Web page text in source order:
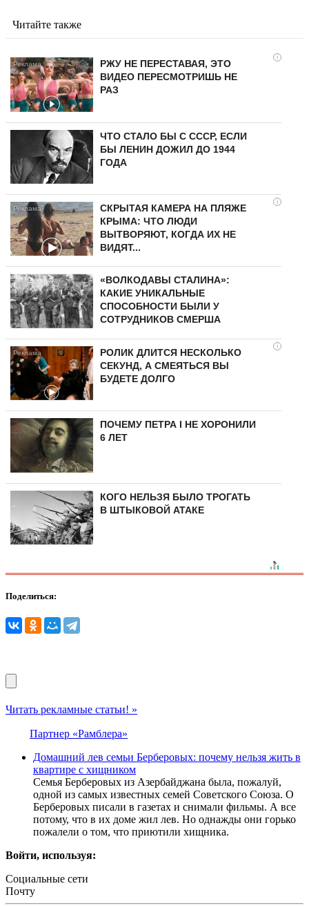
Читайте также
i
РЖУ НЕ ПЕРЕСТАВАЯ, ЭТО
ВИДЕО ПЕРЕСМОТРИШЬ НЕ
РАЗ
ЧТО СТАЛО БЫ С СССР, ЕСЛИ
БЫ ЛЕНИН ДОЖИЛ ДО 1944
ГОДА
i
СКРЫТАЯ КАМЕРА НА ПЛЯЖЕ
КРЫМА: ЧТО ЛЮДИ
ВЫТВОРЯЮТ, КОГДА ИХ НЕ
ВИДЯТ...
«ВОЛКОДАВЫ СТАЛИНА»:
КАКИЕ УНИКАЛЬНЫЕ
СПОСОБНОСТИ БЫЛИ У
СОТРУДНИКОВ СМЕРША
i
РОЛИК ДЛИТСЯ НЕСКОЛЬКО
СЕКУНД, А СМЕЯТЬСЯ ВЫ
БУДЕТЕ ДОЛГО
ПОЧЕМУ ПЕТРА I НЕ ХОРОНИЛИ
6 ЛЕТ
КОГО НЕЛЬЗЯ БЫЛО ТРОГАТЬ
В ШТЫКОВОЙ АТАКЕ
Поделиться:
Читать рекламные статьи! »
Партнер «Рамблера»
Домашний лев семьи Берберовых: почему нельзя жить в
квартире с хищником
Семья Берберовых из Азербайджана была, пожалуй,
одной из самых известных семей Советского Союза. О
Берберовых писали в газетах и снимали фильмы. А все
потому, что в их доме жил лев. Но однажды они горько
пожалели о том, что приютили хищника.
Войти, используя:
Социальные сети
Почту